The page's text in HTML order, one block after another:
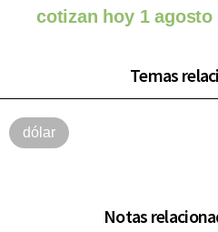
cotizan hoy 1 agosto
Temas
dólar
Notas